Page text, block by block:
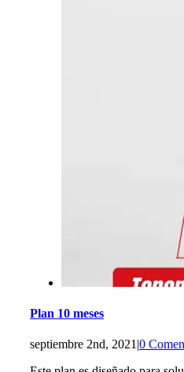
Plan 10 meses
septiembre 2nd, 2021 |0